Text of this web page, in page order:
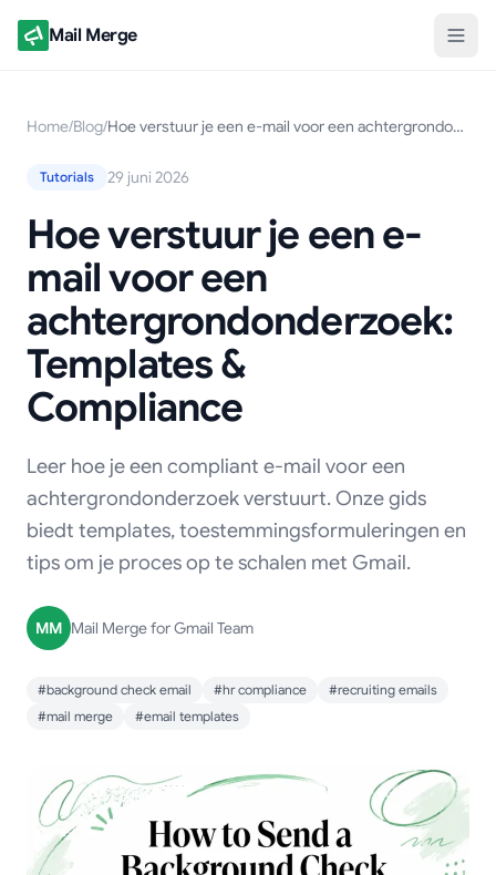
Mail Merge
Home/Blog/ Hoe verstuur je een e-mail voor een achtergrondonderzoek: Templates & Compliance
Tutorials 29 juni 2026
Hoe verstuur je een e-
mail voor een
achtergrondonderzoek:
Templates &
Compliance
Leer hoe je een compliant e-mail voor een
achtergrondonderzoek verstuurt. Onze gids
biedt templates, toestemmingsformuleringen en
tips om je proces op te schalen met Gmail.
MM Mail Merge for Gmail Team
#background check email #hr compliance
#recruiting emails
#mail merge
#email templates